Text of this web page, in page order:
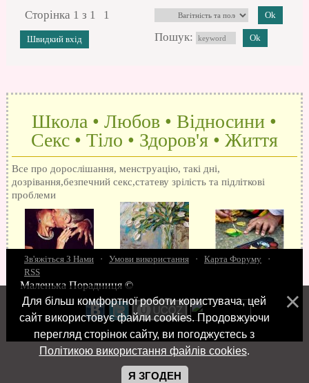
Сторінка 1 з 1
1
Пошук:
Школа • Любов • Відносини •
Секс • Тіло • Здоров'я • Життя
Все про дорослішання, менструацію, такі дні,
дозрівання,безпечний секс,статеву зрілість та підліткові
проблеми
15 запитань про секс Як досягти оргазм
поцілунки Позбуваємось синців завагітніти після першого разу Хлопець хоче сексу
робити мінєт"Люблю" і "кохаю" різниця Про перший секс Займатися сексом
Зв'яжіться З Нами · Умови використання · Карта Форуму
·
RSS
Маленька Порадниця ©
Для більш комфортної роботи користувача, цей
сайт використовує файли cookies. Продовжуючи
перегляд сторінок сайту, ви погоджуєтесь з
Політикою використання файлів cookies.
Я ЗГОДЕН